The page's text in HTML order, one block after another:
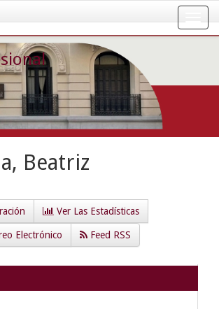
Beatriz
Ver Las Estadísticas
Electrónico Feed RSS